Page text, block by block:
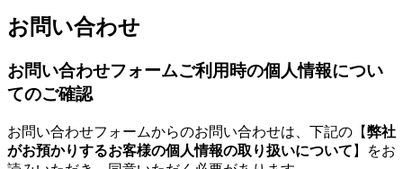
お問い合わせ
お問い合わせフォームご利用時の個人情報につい
てのご確認
お問い合わせフォームからのお問い合わせは、下記の【弊社
がお預かりするお客様の個人情報の取り扱いについて 】をお